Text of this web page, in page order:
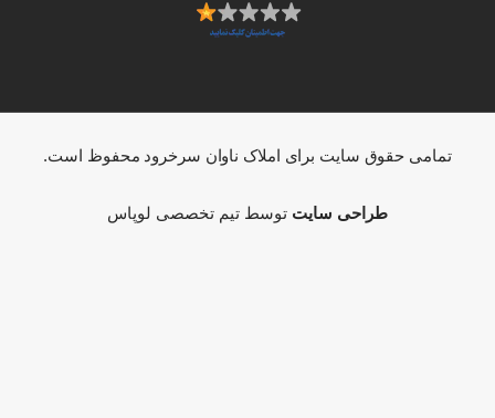
تمامی حقوق سایت برای املاک ناوان سرخرود محفوظ است.
طراحی سایت توسط تیم تخصصی لوپاس